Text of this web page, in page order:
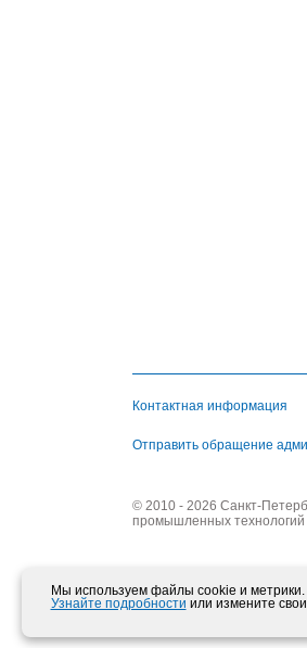
Контактная информация
Отправить обращение
© 2010 - 2026 Санкт-
промышленных технологий
Мы используем файлы cookie и метрики.
Узнайте подробности или измените